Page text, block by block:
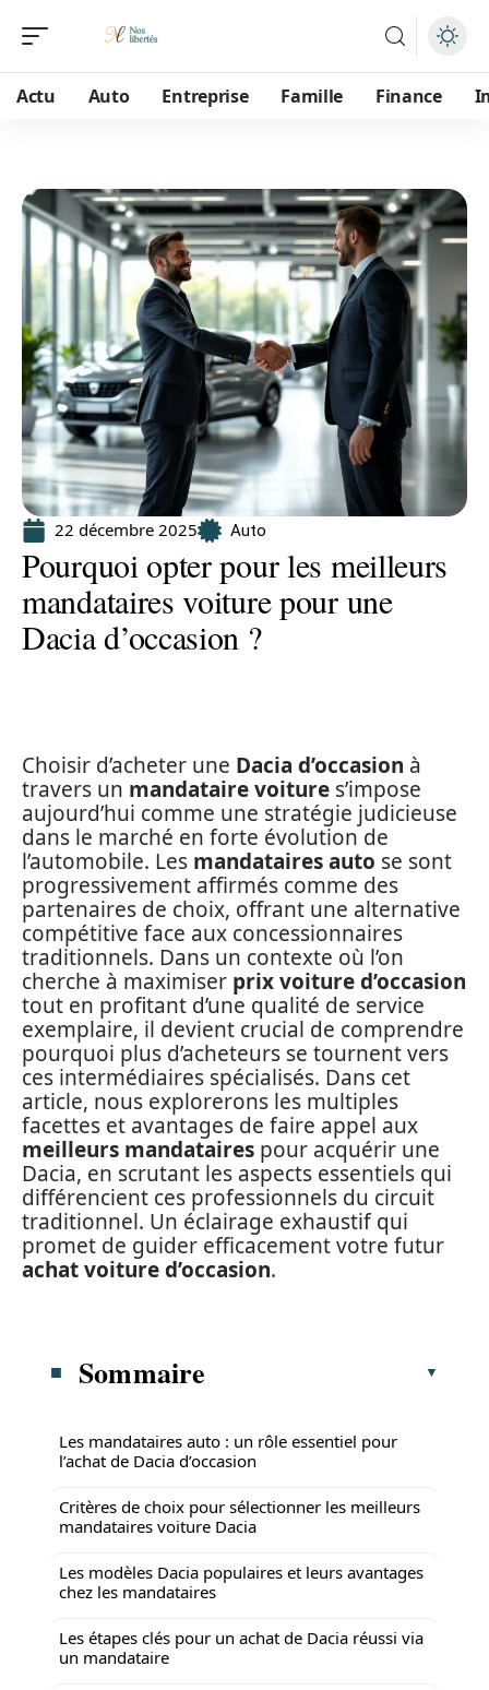
Actu Auto Entreprise Famille Finance
22 décembre 2025 Auto
Pourquoi opter pour les meilleurs
mandataires voiture pour une
Dacia d’occasion ?
Choisir d’acheter une Dacia d’occasion à
travers un mandataire voiture s’impose
aujourd’hui comme une stratégie judicieuse
dans le marché en forte évolution de
l’automobile. Les mandataires auto se sont
progressivement affirmés comme des
partenaires de choix, offrant une alternative
compétitive face aux concessionnaires
traditionnels. Dans un contexte où l’on
cherche à maximiser prix voiture d’occasion
tout en profitant d’une qualité de service
exemplaire, il devient crucial de comprendre
pourquoi plus d’acheteurs se tournent vers
ces intermédiaires spécialisés. Dans cet
article, nous explorerons les multiples
facettes et avantages de faire appel aux
meilleurs mandataires pour acquérir une
Dacia, en scrutant les aspects essentiels qui
différencient ces professionnels du circuit
traditionnel. Un éclairage exhaustif qui
promet de guider efficacement votre futur
achat voiture d’occasion.
Sommaire
Les mandataires auto : un rôle essentiel pour
l’achat de Dacia d’occasion
Critères de choix pour sélectionner les meilleurs
mandataires voiture Dacia
Les modèles Dacia populaires et leurs avantages
chez les mandataires
Les étapes clés pour un achat de Dacia réussi via
un mandataire